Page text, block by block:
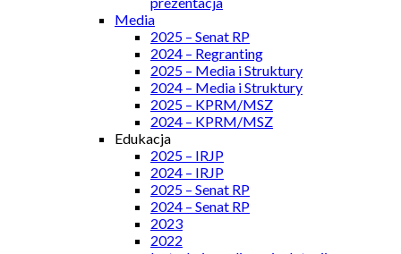
Media
2025 – Senat RP
2024 – Regranting
2025 – Media i Struktury
2024 – Media i Struktury
2025 – KPRM/MSZ
2024 – KPRM/MSZ
Edukacja
2025 – IRJP
2024 – IRJP
2025 – Senat RP
2024 – Senat RP
2023
2022